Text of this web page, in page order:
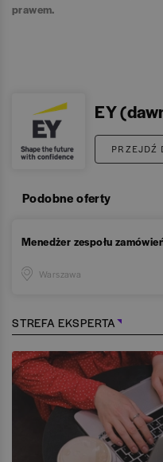
prawem.
EY
PRZEJDŹ
Podobne oferty
Menedżer zespołu
Warszawa
STREFA EKSPERTA